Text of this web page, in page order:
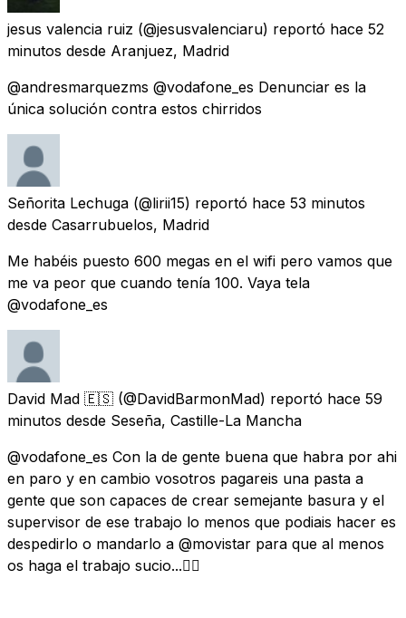
jesus valencia ruiz (@jesusvalenciaru) reportó hace 52
minutos desde Aranjuez, Madrid
@andresmarquezms @vodafone_es Denunciar es la
única solución contra estos chirridos
Señorita Lechuga (@lirii15) reportó hace 53 minutos
desde Casarrubuelos, Madrid
Me habéis puesto 600 megas en el wifi pero vamos que
me va peor que cuando tenía 100. Vaya tela
@vodafone_es
David Mad 🇪🇸 (@DavidBarmonMad) reportó hace 59
minutos desde Seseña, Castille-La Mancha
@vodafone_es Con la de gente buena que habra por ahi
en paro y en cambio vosotros pagareis una pasta a
gente que son capaces de crear semejante basura y el
supervisor de ese trabajo lo menos que podiais hacer es
despedirlo o mandarlo a @movistar para que al menos
os haga el trabajo sucio...👎🏽